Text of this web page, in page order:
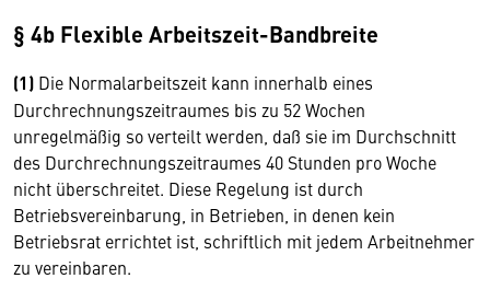
§ 4b Flexible Arbeitszeit-Bandbreite
(1) Die Normalarbeitszeit kann innerhalb eines
Durchrechnungszeitraumes bis zu 52 Wochen
unregelmäßig so verteilt werden, daß sie im Durchschnitt
des Durchrechnungszeitraumes 40 Stunden pro Woche
nicht überschreitet. Diese Regelung ist durch
Betriebsvereinbarung, in Betrieben, in denen kein
Betriebsrat errichtet ist, schriftlich mit jedem Arbeitnehmer
zu vereinbaren.